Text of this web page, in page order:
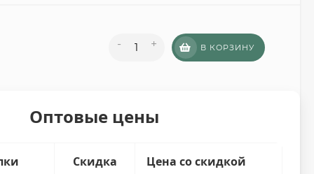
- + В КОРЗИНУ
Оптовые цены
Скидка Цена со скидкой